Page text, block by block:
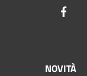
NOVITÀ